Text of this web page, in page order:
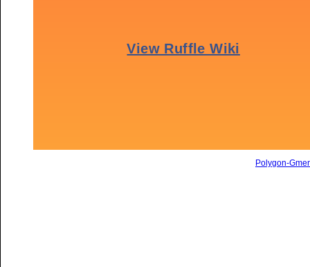
Polygon-